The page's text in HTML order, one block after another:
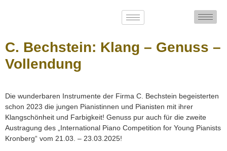
C. Bechstein: Klang – Genuss –
Vollendung
Die wunderbaren Instrumente der Firma C. Bechstein begeisterten
schon 2023 die jungen Pianistinnen und Pianisten mit ihrer
Klangschönheit und Farbigkeit! Genuss pur auch für die zweite
Austragung des „International Piano Competition for Young Pianists
Kronberg“ vom 21.03. – 23.03.2025!